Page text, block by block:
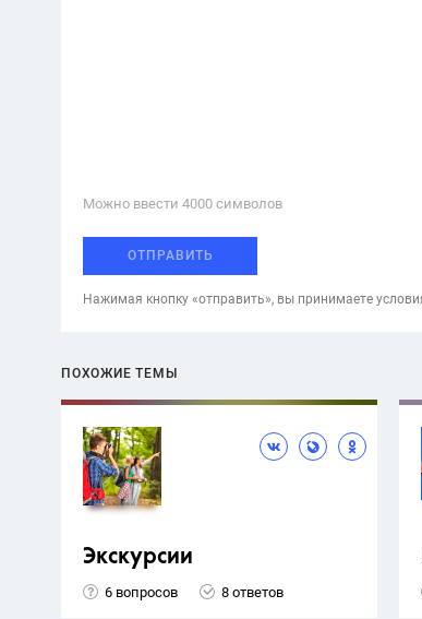
Можно ввести 4000 cимволов
ОТПРАВИТЬ
Нажимая кнопку «отправить», вы принимаете
ПОХОЖИЕ ТЕМЫ
Экскурсии
6 вопросов 8 ответов